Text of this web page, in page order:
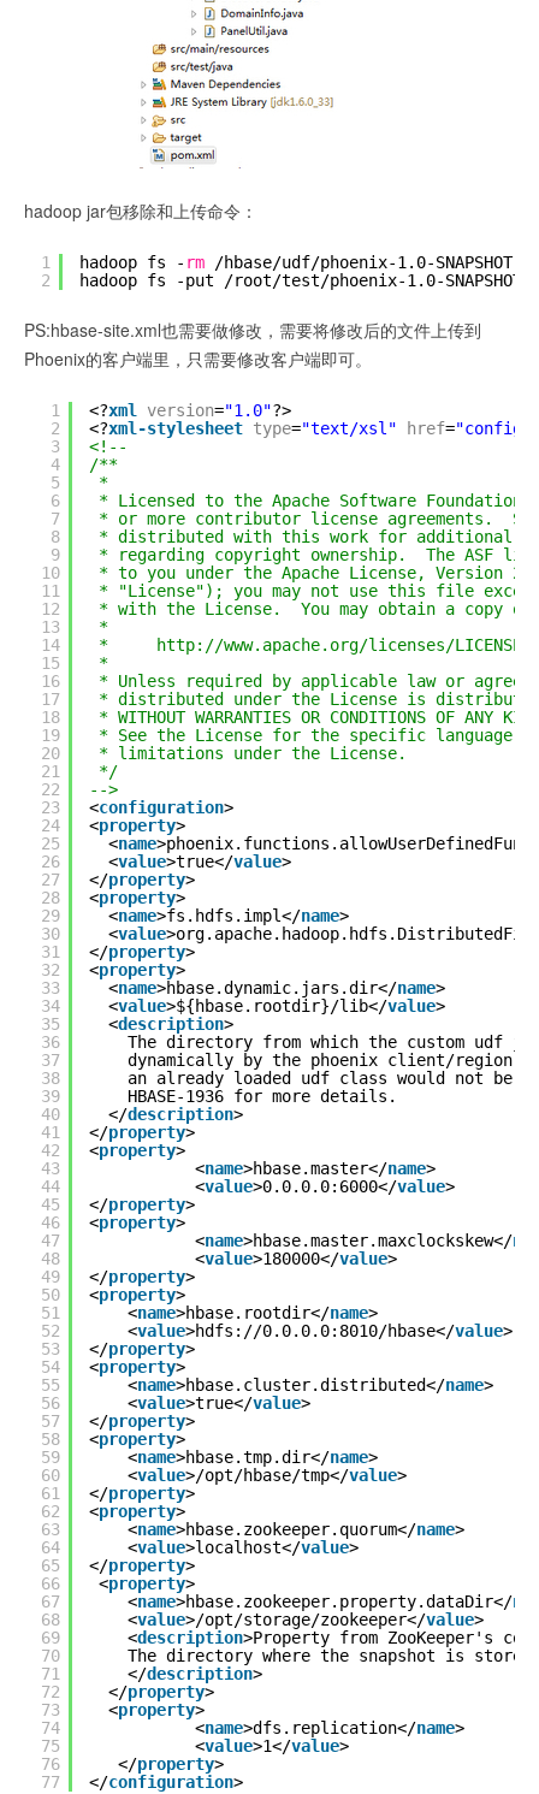
hadoop jar包移除和上传命令：
1
2
hadoop fs - rm /hbase/udf/phoenix-1 .0-
hadoop fs -put
/root/test/phoenix-1 .0-
PS:hbase-site.xml也需要做修改，需要将修改后的文件上传到
Phoenix的客户端里，只需要修改客户端即可。
1
2
3
4
5
6
7
8
9
10
11
12
13
14
15
16
17
18
19
20
21
22
23
24
25
26
27
28
29
30
31
32
33
34
35
36
37
38
39
40
41
42
43
44
45
46
47
48
49
50
51
52
53
54
55
56
57
58
59
60
61
62
63
64
65
66
67
68
69
70
71
72
73
74
75
76
77
<?xml version="1.0"?>
<?xml-stylesheet type="text/xsl" href=
<!--
/**
*
* Licensed to the Apache Software Foundation
* or more contributor license agreements.
* distributed with this work for additional
* regarding copyright ownership.  The ASF
* to you under the Apache License, Version
* "License"); you may not use this file
* with the License.  You may obtain a copy
*
*
http://www.apache.org/licenses/LICENSE-
*
* Unless required by applicable law or
* distributed under the License is distributed
* WITHOUT WARRANTIES OR CONDITIONS OF
* See the License for the specific language
* limitations under the License.
*/
-->
<configuration>
<property>
<name
<value>true</value>
</property>
<property>
<name>fs.hdfs.impl</name>
<value
</property>
<property>
<name>hbase.dynamic.jars.dir</name>
<value>${hbase.rootdir}/lib</value>
<description>
The directory from which the custom udf
dynamically by the phoenix client/region
an already loaded udf class would not be
HBASE-1936 for more details.
</description>
</property>
<property>
<name>hbase.master</name>
<value>0.0.0.0:6000</value>
</property>
<property>
<name>hbase.master.maxclockskew</
<value>180000</value>
</property>
<property>
<name>hbase.rootdir</name>
<value>hdfs://0.0.0.0:8010/hbase</value>
</property>
<property>
<name>hbase.cluster.distributed</name>
<value>true</value>
</property>
<property>
<name>hbase.tmp.dir</name>
<value>/opt/hbase/tmp</value>
</property>
<property>
<name>hbase.zookeeper.quorum</name>
<value>localhost</value>
</property>
<property>
<name>hbase.zookeeper.property.dataDir</
<value>/opt/storage/zookeeper</value>
<description>Property from ZooKeeper's
The directory where the snapshot is
</description>
</property>
<property>
<name>dfs.replication</name>
<value>1</value>
</property>
</configuration>